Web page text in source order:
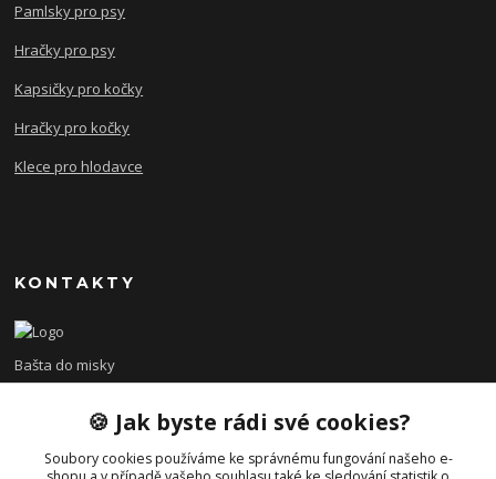
Pamlsky pro psy
Hračky pro psy
Kapsičky pro kočky
Hračky pro kočky
Klece pro hlodavce
KONTAKTY
Bašta do misky
+420 608 479 610
po - pá 8:00 - 15:00
🍪 Jak byste rádi své cookies?
Soubory cookies používáme ke správnému fungování našeho e-